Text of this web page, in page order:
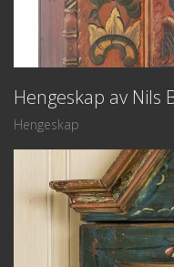
Hengeskap av Nils
Hengeskap